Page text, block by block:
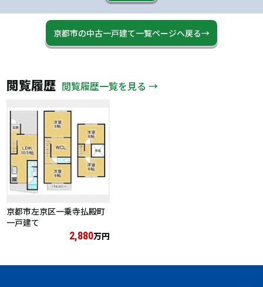
京都市の中古一戸建て一覧ページへ戻る→
閲覧履歴 閲覧履歴一覧を見る →
京都市左京区一乗寺払殿町
一戸建て
2,880万円